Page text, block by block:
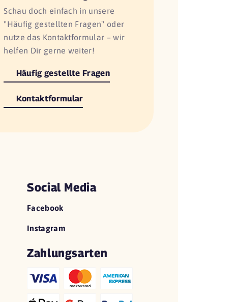
Schau doch einfach in unsere
"Häufig gestellten Fragen" oder
nutze das Kontaktformular – wir
helfen Dir gerne weiter!
Häufig gestellte Fragen
Kontaktformular
Social Media
Facebook
Instagram
Zahlungsarten